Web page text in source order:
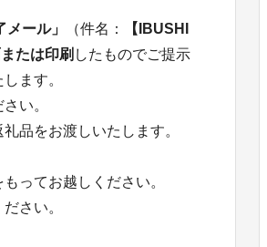
ール」 （件名：
【IBUSHI
たは印刷 したものでご提示
ます。
い。
品をお渡しいたします。
ってお越しください。
さい。